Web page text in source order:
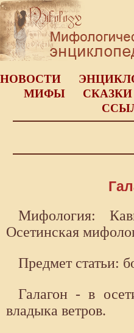
НОВОСТИ
МИФЫ
СКАЗКИ
Мифология:
Осетинская
Предмет статьи:
Галагон - в
владыка ветров.